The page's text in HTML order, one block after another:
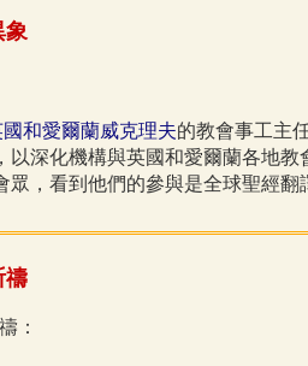
象
國和愛爾蘭威克理夫的教會事工主
深化機構與英國和愛爾蘭各地
，看到他們的參與是全球聖經翻
禱
：